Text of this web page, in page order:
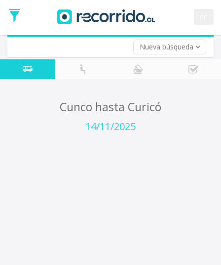
Nueva búsqueda
de
Ida
Vuelta (opcional)
Fecha
de
Cunco hasta Curicó
14/11/2025